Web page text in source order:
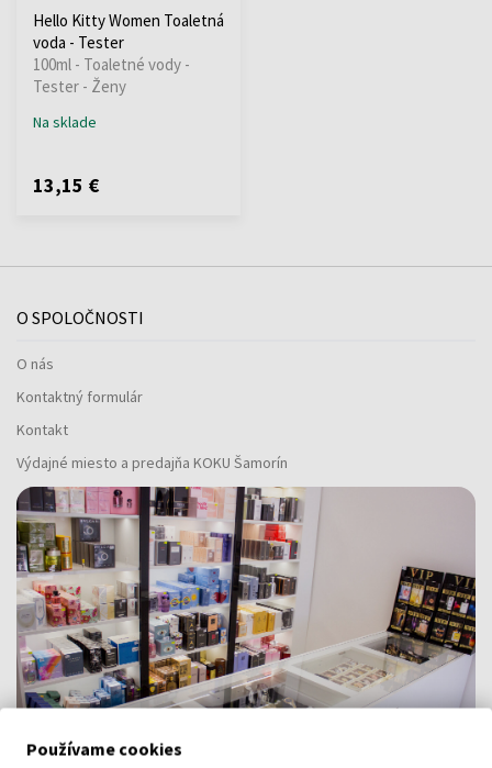
Hello Kitty Women Toaletná
voda - Tester
100ml - Toaletné vody -
Tester - Ženy
Na sklade
13,15 €
O SPOLOČNOSTI
O nás
Kontaktný formulár
Kontakt
Výdajné miesto a predajňa KOKU Šamorín
Používame cookies